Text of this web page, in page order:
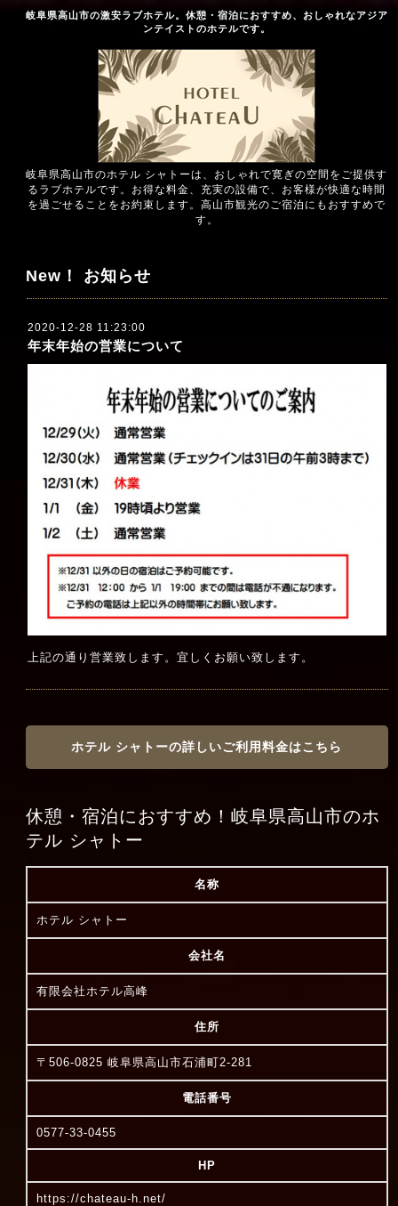
岐阜県高山市の激安ラブホテル。休憩・宿泊におすすめ、おしゃれなアジア
ンテイストのホテルです。
岐阜県高山市のホテル シャトーは、おしゃれで寛ぎの空間をご提供す
るラブホテルです。お得な料金、充実の設備で、お客様が快適な時間
を過ごせることをお約束します。高山市観光のご宿泊にもおすすめで
す。
New！ お知らせ
2020-12-28 11:23:00
年末年始の営業について
上記の通り営業致します。宜しくお願い致します。
ホテル シャトーの詳しいご利用料金はこちら
休憩・宿泊におすすめ！岐阜県高山市のホ
テル シャトー
名称
ホテル シャトー
会社名
有限会社ホテル高峰
住所
〒506-0825 岐阜県高山市石浦町2-281
電話番号
0577-33-0455
HP
https://chateau-h.net/